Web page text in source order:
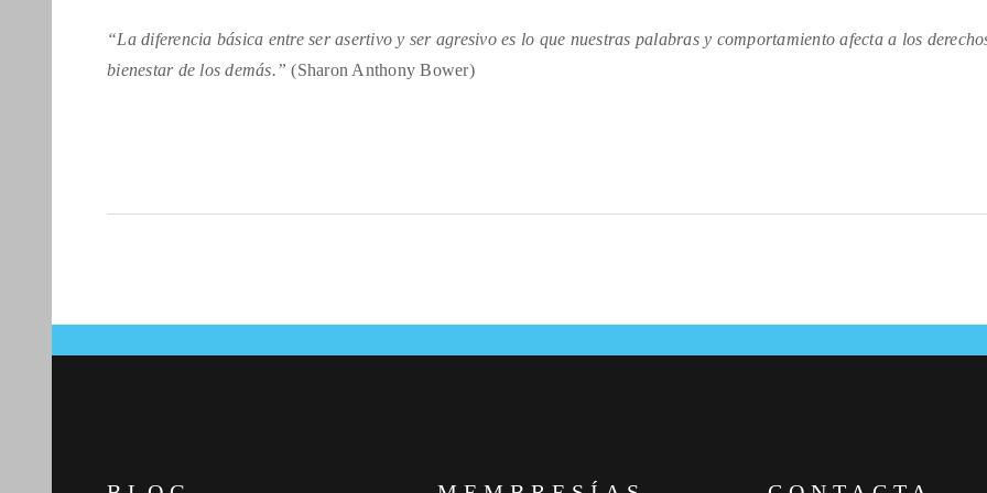
“La diferencia básica entre ser asertivo y ser agresivo es lo que nuestras palabras y comportamiento afecta a los
bienestar de los demás.” (Sharon Anthony Bower)